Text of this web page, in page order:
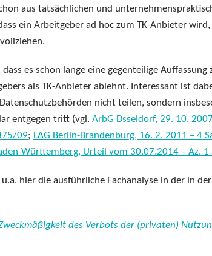
aus tatsächlichen und
ein Arbeitgeber ad hoc zum TK-Anbieter
es schon lange eine gegenteilige
als TK-Anbieter ablehnt. Interessant ist
nicht teilen, sondern
entgegen tritt (vgl. ArbG Dsseldorf, 29. 10.
09; LAG Berlin-Brandenburg, 16. 2. 2011 – 4
Württemberg, Urteil vom 30.07.2014 – Az. 1
hier die ausführliche Fachanalyse in der in
des Verbots der (privaten)